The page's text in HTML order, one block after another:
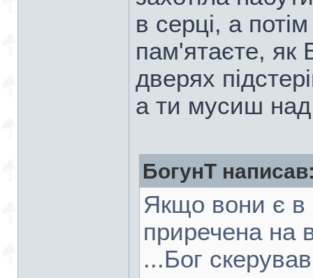
в серці, а
пам'ятаєте, як
дверях
а ти мусиш
БогунТ
Якщо вони є в
приречена на
...Бог